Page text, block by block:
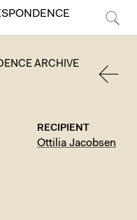
ARCHIVE
RECIPIENT
Ottilia Jacobsen